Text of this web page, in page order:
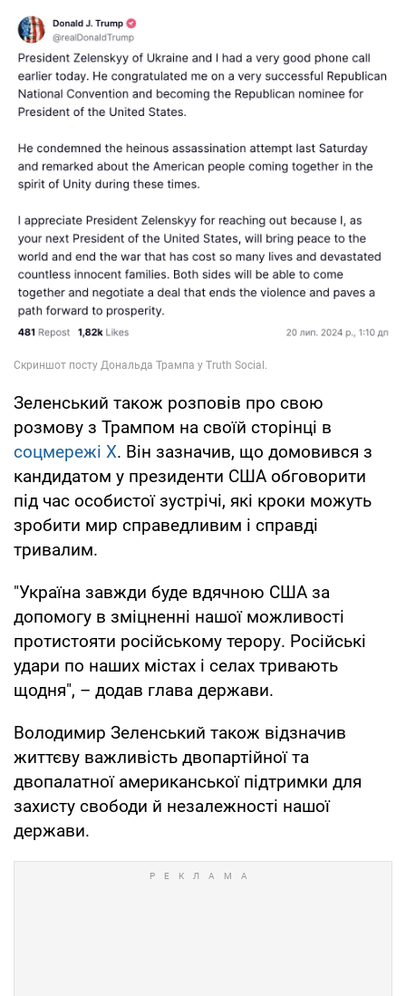
Зеленський також розповів про свою
розмову з Трампом на своїй сторінці в
соцмережі Х. Він зазначив, що домовився з
кандидатом у президенти США обговорити
під час особистої зустрічі, які кроки можуть
зробити мир справедливим і справді
тривалим.
"Україна завжди буде вдячною США за
допомогу в зміцненні нашої можливості
протистояти російському терору. Російські
удари по наших містах і селах тривають
щодня", – додав глава держави.
Володимир Зеленський також відзначив
життєву важливість двопартійної та
двопалатної американської підтримки для
захисту свободи й незалежності нашої
держави.